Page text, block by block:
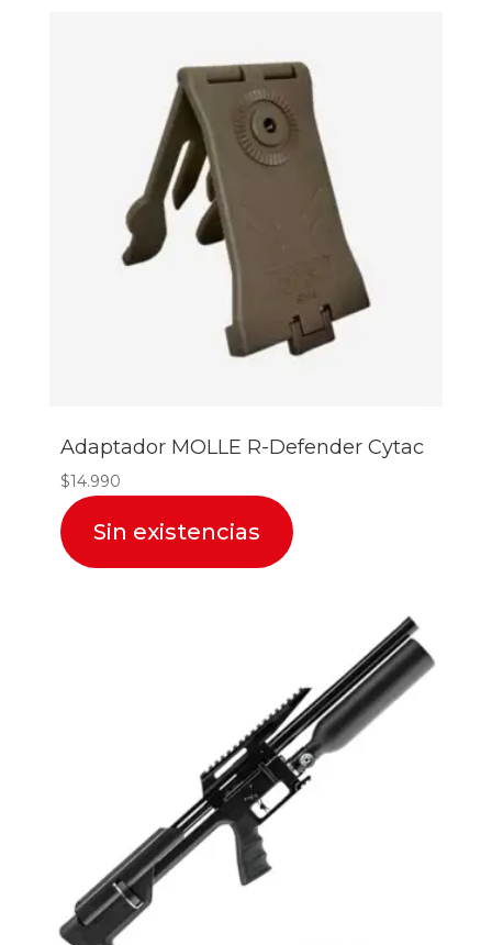
Adaptador MOLLE R-Defender Cytac
$14.990
Sin existencias